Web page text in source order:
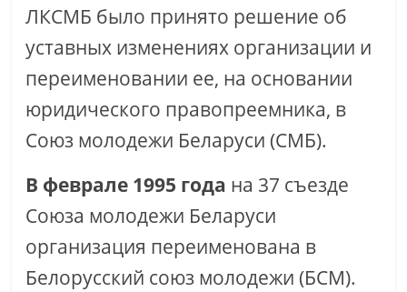
ЛКСМБ было принято решение об
уставных изменениях организации и
переименовании ее, на основании
юридического правопреемника, в
Союз молодежи Беларуси (СМБ).
В феврале 1995 года на 37 съезде
Союза молодежи Беларуси
организация переименована в
Белорусский союз молодежи (БСМ).